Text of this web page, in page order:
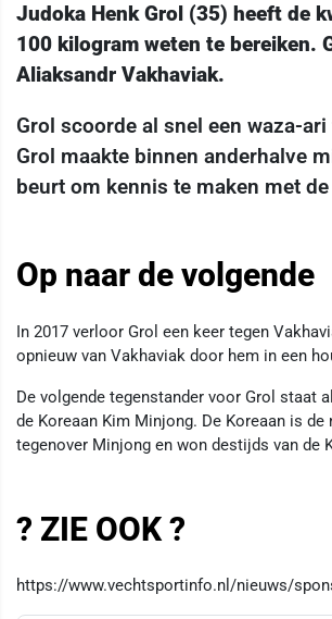
Judoka Henk Grol (35) heeft de
100 kilogram weten te bereiken.
Aliaksandr Vakhaviak.
Grol scoorde al snel een waza-
Grol maakte binnen anderhalve
beurt om kennis te maken met
Op naar de volgende
In 2017 verloor Grol een keer tegen
opnieuw van Vakhaviak door hem in een
De volgende tegenstander voor Grol staat
de Koreaan Kim Minjong. De Koreaan is
tegenover Minjong en won destijds van de
? ZIE OOK ?
https://www.vechtsportinfo.nl/nieuws/